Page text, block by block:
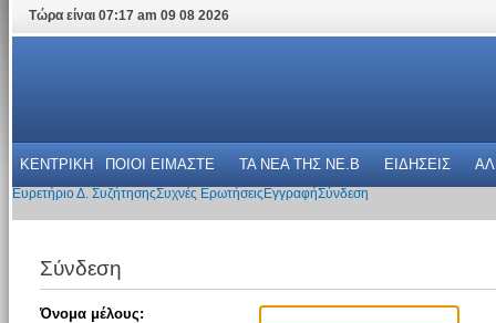
Τώρα είναι 07:17 am 09 08 2026
ΚΕΝΤΡΙΚΗ ΠΟΙΟΙ ΕΙΜΑΣΤΕ ΤΑ ΝΕΑ THΣ NE.B ΕΙΔΗΣΕΙΣ
Ευρετήριο Δ. ΣυζήτησηςΣυχνές Ερωτήσεις ΕγγραφήΣύνδεση
Σύνδεση
Όνομα μέλους: